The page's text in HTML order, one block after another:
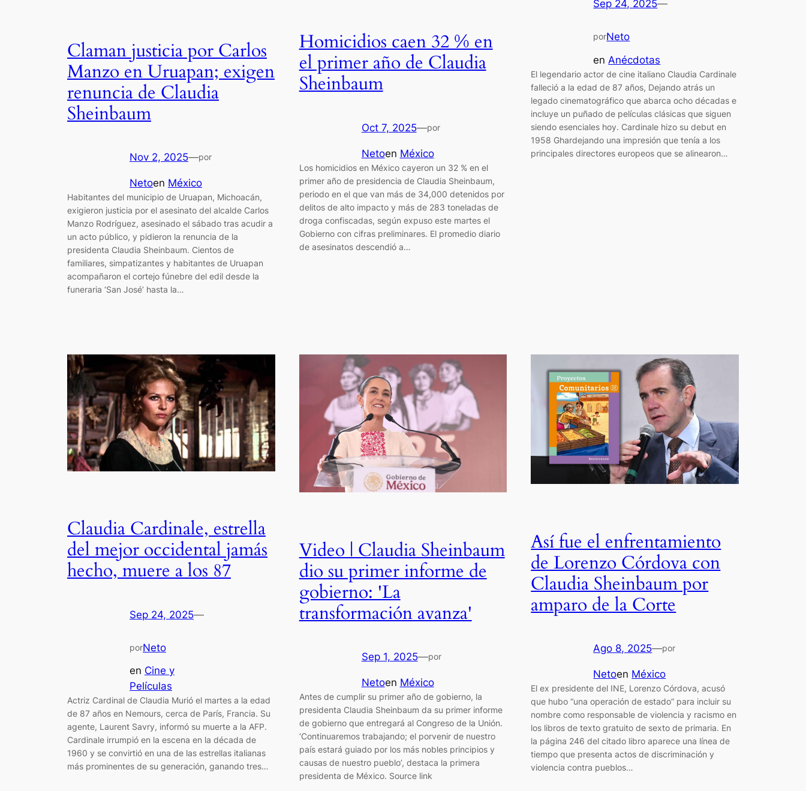
Claman justicia por Carlos
Manzo en Uruapan; exigen
renuncia de Claudia
Sheinbaum
Nov 2, 2025—por
Netoen México
Habitantes del municipio de Uruapan, Michoacán,
exigieron justicia por el asesinato del alcalde Carlos
Manzo Rodríguez, asesinado el sábado tras acudir a
un acto público, y pidieron la renuncia de la
presidenta Claudia Sheinbaum. Cientos de
familiares, simpatizantes y habitantes de Uruapan
acompañaron el cortejo fúnebre del edil desde la
funeraria ‘San José’ hasta la…
Homicidios caen 32 % en
el primer año de Claudia
Sheinbaum
Oct 7, 2025—por
Netoen México
Los homicidios en México cayeron un 32 % en el
primer año de presidencia de Claudia Sheinbaum,
periodo en el que van más de 34,000 detenidos por
delitos de alto impacto y más de 283 toneladas de
droga confiscadas, según expuso este martes el
Gobierno con cifras preliminares. El promedio diario
de asesinatos descendió a…
Sep 24, 2025—
porNeto
en Anécdotas
El legendario actor de cine italiano Claudia Cardinale
falleció a la edad de 87 años, Dejando atrás un
legado cinematográfico que abarca ocho décadas e
incluye un puñado de películas clásicas que siguen
siendo esenciales hoy. Cardinale hizo su debut en
1958 Ghardejando una impresión que tenía a los
principales directores europeos que se alinearon…
Claudia Cardinale, estrella
del mejor occidental jamás
hecho, muere a los 87
Sep 24, 2025—
porNeto
en Cine y
Películas
Actriz Cardinal de Claudia Murió el martes a la edad
de 87 años en Nemours, cerca de París, Francia. Su
agente, Laurent Savry, informó su muerte a la AFP.
Cardinale irrumpió en la escena en la década de
1960 y se convirtió en una de las estrellas italianas
más prominentes de su generación, ganando tres…
Video | Claudia Sheinbaum
dio su primer informe de
gobierno: 'La
transformación avanza'
Sep 1, 2025—por
Netoen México
Antes de cumplir su primer año de gobierno, la
presidenta Claudia Sheinbaum da su primer informe
de gobierno que entregará al Congreso de la Unión.
‘Continuaremos trabajando; el porvenir de nuestro
país estará guiado por los más nobles principios y
causas de nuestro pueblo’, destaca la primera
presidenta de México. Source link
Así fue el enfrentamiento
de Lorenzo Córdova con
Claudia Sheinbaum por
amparo de la Corte
Ago 8, 2025—por
Netoen México
El ex presidente del INE, Lorenzo Córdova, acusó
que hubo “una operación de estado” para incluir su
nombre como responsable de violencia y racismo en
los libros de texto gratuito de sexto de primaria. En
la página 246 del citado libro aparece una línea de
tiempo que presenta actos de discriminación y
violencia contra pueblos…